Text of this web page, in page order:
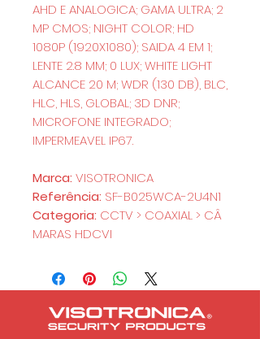
AHD E ANALOGICA; GAMA ULTRA; 2
MP CMOS; NIGHT COLOR; HD
1080P (1920X1080); SAIDA 4 EM 1;
LENTE 2.8 MM; 0 LUX; WHITE LIGHT
ALCANCE 20 M; WDR (130 DB), BLC,
HLC, HLS, GLOBAL; 3D DNR;
MICROFONE INTEGRADO;
IMPERMEAVEL IP67.
Marca: VISOTRONICA
Referência: SF-B025WCA-2U4N1
Categoria: CCTV > COAXIAL > CÂ
MARAS HDCVI